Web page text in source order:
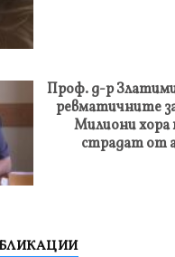
Проф. д-р
ревматичните
Милиони хора
страдат от